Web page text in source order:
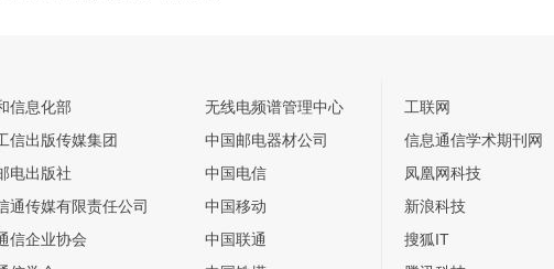
信息化部
信出版传媒集团
电出版社
通传媒有限责任公司
信企业协会
无线电频谱管理中心
中国邮电器材公司
中国电信
中国移动
中国联通
工联网
信息通信学术期刊网
凤凰网科技
新浪科技
搜狐IT